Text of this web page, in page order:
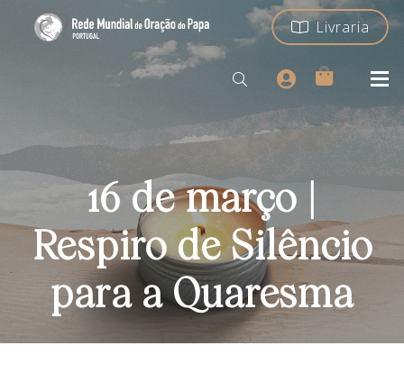
Livraria
16 de março |
Respiro de Silêncio
para a Quaresma